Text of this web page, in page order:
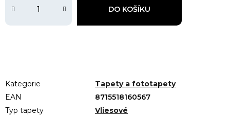
DO KOŠÍKU
Kategorie
Tapety a fototapety
EAN
8715518160567
Typ tapety
Vliesové